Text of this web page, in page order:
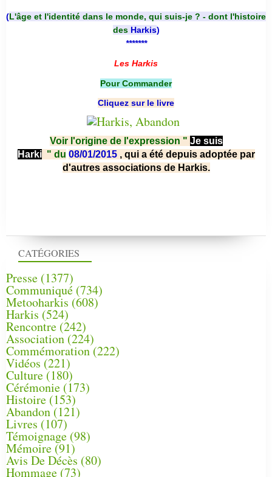
CATÉGORIES
Presse (1377)
Communiqué (734)
Metooharkis (608)
Harkis (524)
Rencontre (242)
Association (224)
Commémoration(222)
Vidéos (221)
Culture(180)
Cérémonie (173)
Histoire (153)
Abandon(121)
Livres (107)
Témoignage (98)
Mémoire (91)
Avis De Décès (80)
Hommage (73)
(L'âge et l'identité dans le monde, qui suis-je ? - dont l'histoire
des Harkis)
*******
Les Harkis
Pour Commander
Cliquez sur le livre
Voir l'origine de l'expression " Je suis
Harki " du 08/01/2015 , qui a été depuis adoptée par
d'autres associations de Harkis.